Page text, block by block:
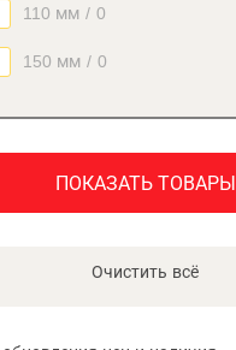
110 мм / 0
150 мм / 0
ПОКАЗАТЬ ТОВАРЫ
Очистить всё